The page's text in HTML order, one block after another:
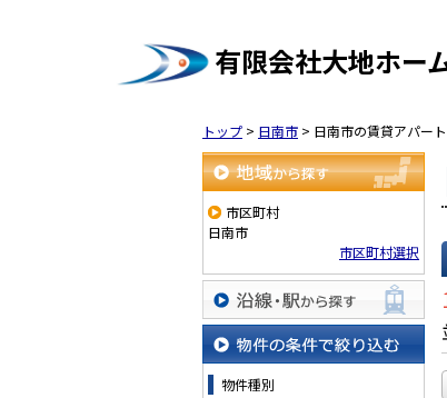
有限会社大地ホー
トップ > 日南市 > 日南市の賃貸アパー
地域から探す
市区町村
日南市
市区町村選択
沿線・駅から探す
物件の条件で絞り込む
物件種別